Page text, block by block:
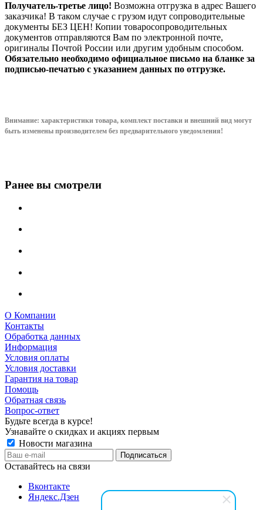
Получатель-третье лицо! Возможна отгрузка в адрес Вашего
заказчика! В таком случае с грузом идут сопроводительные
документы БЕЗ ЦЕН! Копии товаросопроводительных
документов отправляются Вам по электронной почте,
оригиналы Почтой России или другим удобным способом.
Обязательно необходимо официальное письмо на бланке за
подписью-печатью с указанием данных по отгрузке.
Внимание: характеристики товара, комплект поставки и внешний вид могут
быть изменены производителем без предварительного уведомления!
Ранее вы смотрели
О Компании
Контакты
Обработка данных
Информация
Условия оплаты
Условия доставки
Гарантия на товар
Помощь
Обратная связь
Вопрос-ответ
Будьте всегда в курсе!
Узнавайте о скидках и акциях первым
Новости магазина
Оставайтесь на связи
Вконтакте
Яндекс.Дзен